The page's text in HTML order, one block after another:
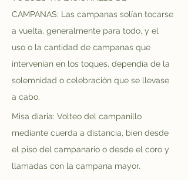
CAMPANAS: Las campanas solían tocarse
a vuelta, generalmente para todo, y el
uso o la cantidad de campanas que
intervenían en los toques, dependía de la
solemnidad o celebración que se llevase
a cabo.
Misa diaria: Volteo del campanillo
mediante cuerda a distancia, bien desde
el piso del campanario o desde el coro y
llamadas con la campana mayor.